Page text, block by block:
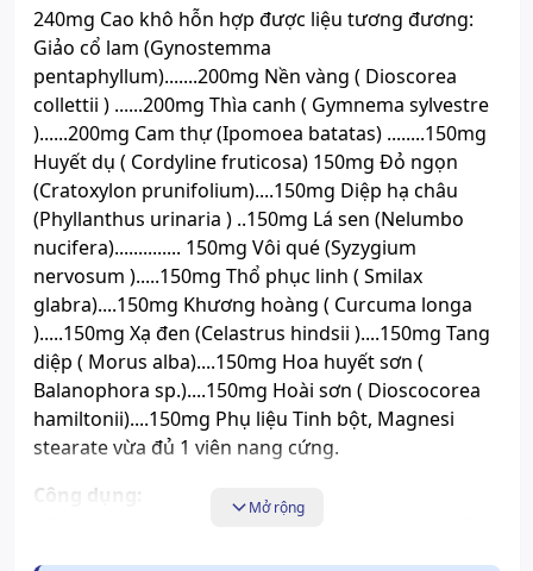
thế thuốc chữa bệnh.
Xem giấy công bố sản phẩm
240mg Cao khô hỗn hợp được liệu tương đương:
Giảo cổ lam (Gynostemma
pentaphyllum).......200mg Nền vàng ( Dioscorea
collettii ) ......200mg Thìa canh ( Gymnema sylvestre
)......200mg Cam thự (Ipomoea batatas) ........150mg
Huyết dụ ( Cordyline fruticosa) 150mg Đỏ ngọn
(Cratoxylon prunifolium)....150mg Diệp hạ châu
(Phyllanthus urinaria ) ..150mg Lá sen (Nelumbo
nucifera).............. 150mg Vôi qué (Syzygium
nervosum ).....150mg Thổ phục linh ( Smilax
glabra)....150mg Khương hoàng ( Curcuma longa
).....150mg Xạ đen (Celastrus hindsii )....150mg Tang
diệp ( Morus alba)....150mg Hoa huyết sơn (
Balanophora sp.)....150mg Hoài sơn ( Dioscocorea
hamiltonii)....150mg Phụ liệu Tinh bột, Magnesi
stearate vừa đủ 1 viên nang cứng.
Công dụng:
Mở rộng